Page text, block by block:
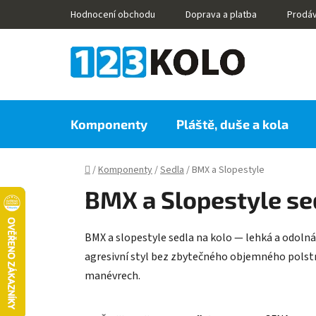
Hodnocení obchodu Doprava a platba
Komponenty Pláště, duše a kola
Domů
/Komponenty/Sedla/BMX a Slopestyle
BMX a Slopestyle
BMX a slopestyle sedla na kolo — lehká a
agresivní styl bez zbytečného objemného
manévrech.